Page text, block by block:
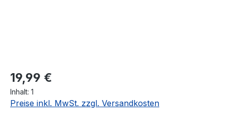
Regulärer Preis:
19,99 €
Inhalt: 1
Preise inkl. MwSt. zzgl. Versandkosten